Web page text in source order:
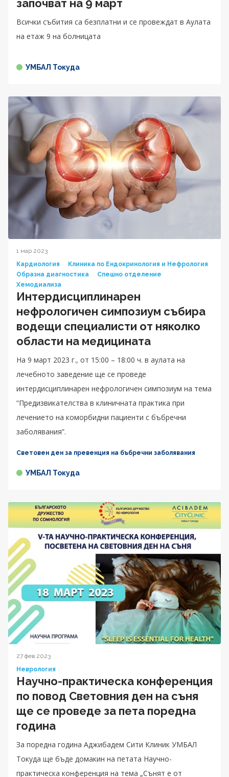
започват на 9 март
Всички събития са безплатни и се провеждат в Аулата
на етаж 9 на болницата
УМБАЛ Токуда
1 мар 2023
Кардиология
Клиника по Ендокринология и Нефрология
Образна диагностика
Спешно отделение
Хемодиализа
Интердисциплинарен
нефрологичен симпозиум събира
водещи специалисти от няколко
области на медицината
На 9 март 2023 г., от 15:00 – 18:00 ч. в аулата на
лечебното заведение ще се проведе
интердисциплинарен нефрологичен симпозиум на тема
“Предизвикателства в клиничната практика при
лечението на коморбидни пациенти с бъбречни
заболявания”.
Световен ден за превенция на бъбречни заболявания
УМБАЛ Токуда
27 фев 2023
Неврология
Научно-практическа конференция
по повод Световния ден на съня
ще се проведе за пета поредна
година
За поредна година Аджибадем Сити Клиник УМБАЛ
Токуда ще бъде домакин на петата Научно-
практическа конференция на тема „Сънят е от